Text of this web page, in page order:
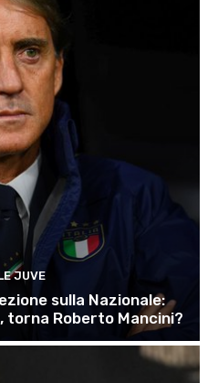
JUVE
sulla Nazionale:
torna Roberto Mancini?